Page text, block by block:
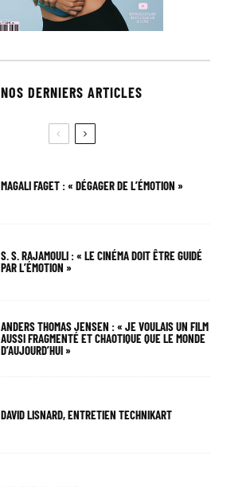
NOS DERNIERS ARTICLES
MAGALI FAGET : « DÉGAGER DE L’ÉMOTION »
S. S. RAJAMOULI : « LE CINÉMA DOIT ÊTRE GUIDÉ
PAR L’ÉMOTION »
ANDERS THOMAS JENSEN : « JE VOULAIS UN FILM
AUSSI FRAGMENTÉ ET CHAOTIQUE QUE LE MONDE
D’AUJOURD’HUI »
DAVID LISNARD, ENTRETIEN TECHNIKART